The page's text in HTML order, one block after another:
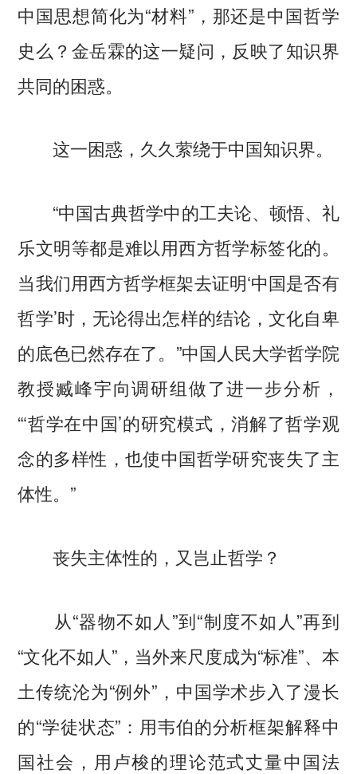
中国思想简化为“材料”，那还是中国哲学
史么？金岳霖的这一疑问，反映了知识界
共同的困惑。
这一困惑，久久萦绕于中国知识界。
“中国古典哲学中的工夫论、顿悟、礼
乐文明等都是难以用西方哲学标签化的。
当我们用西方哲学框架去证明‘中国是否有
哲学’时，无论得出怎样的结论，文化自卑
的底色已然存在了。”中国人民大学哲学院
教授臧峰宇向调研组做了进一步分析，
“‘哲学在中国’的研究模式，消解了哲学观
念的多样性，也使中国哲学研究丧失了主
体性。”
丧失主体性的，又岂止哲学？
从“器物不如人”到“制度不如人”再到
“文化不如人”，当外来尺度成为“标准”、本
土传统沦为“例外”，中国学术步入了漫长
的“学徒状态”：用韦伯的分析框架解释中
国社会，用卢梭的理论范式丈量中国法